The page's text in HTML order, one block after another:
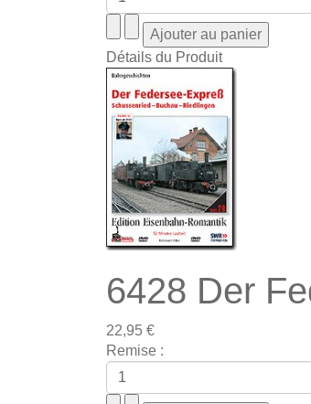
Détails du Produit
6428 Der
22,95 €
Remise :